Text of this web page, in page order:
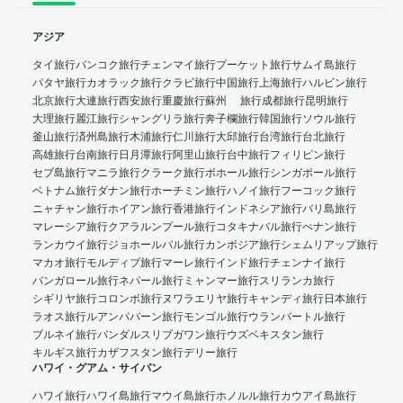
アジア
タイ旅行バンコク旅行チェンマイ旅行プーケット旅行サムイ島旅行
パタヤ旅行カオラック旅行クラビ旅行中国旅行上海旅行ハルビン旅行
北京旅行大連旅行西安旅行重慶旅行蘇州 旅行成都旅行昆明旅行
大理旅行麗江旅行シャングリラ旅行奔子欄旅行韓国旅行ソウル旅行
釜山旅行済州島旅行木浦旅行仁川旅行大邱旅行台湾旅行台北旅行
高雄旅行台南旅行日月潭旅行阿里山旅行台中旅行フィリピン旅行
セブ島旅行マニラ旅行クラーク旅行ボホール旅行シンガポール旅行
ベトナム旅行ダナン旅行ホーチミン旅行ハノイ旅行フーコック旅行
ニャチャン旅行ホイアン旅行香港旅行インドネシア旅行バリ島旅行
マレーシア旅行クアラルンプール旅行コタキナバル旅行ぺナン旅行
ランカウイ旅行ジョホールバル旅行カンボジア旅行シェムリアップ旅行
マカオ旅行モルディブ旅行マーレ旅行インド旅行チェンナイ旅行
バンガロール旅行ネパール旅行 ミャンマー旅行スリランカ旅行
シギリヤ旅行コロンボ旅行ヌワラエリヤ旅行キャンディ旅行日本旅行
ラオス旅行ルアンパバーン旅行モンゴル旅行ウランバートル旅行
ブルネイ旅行バンダルスリブガワン旅行ウズベキスタン旅行
キルギス旅行カザフスタン旅行デリー旅行
ハワイ・グアム・サイパン
ハワイ旅行ハワイ島旅行マウイ島旅行ホノルル旅行カウアイ島旅行